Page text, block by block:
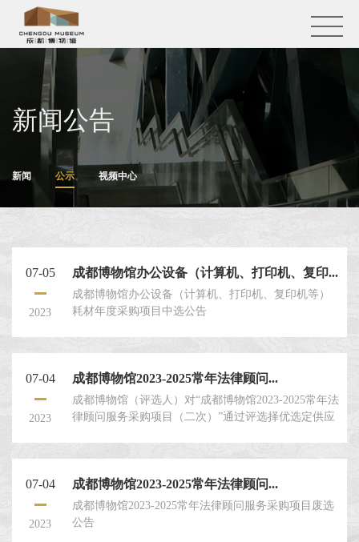
新闻公告
新闻 公示 视频中心
07-05
2023
成都博物馆办公设备（计算机、打印机、复印...
成都博物馆办公设备（计算机、打印机、复印机等）
耗材年度采购项目中选公告
07-04
2023
成都博物馆2023-2025常年法律顾问...
成都博物馆（评选人）对“成都博物馆2023-2025常年法
律顾问服务采购项目（二次）”通过评选择优选定供应
采购项目（二次）。三、项目情况：具体内容见本评
选文件第四章：“项目概况及要求”。评选申请人须对
本项目的内容应作出实质性响应并对评选文件要求的
07-04
2023
成都博物馆2023-2025常年法律顾问...
成都博物馆2023-2025常年法律顾问服务采购项目废选
公告